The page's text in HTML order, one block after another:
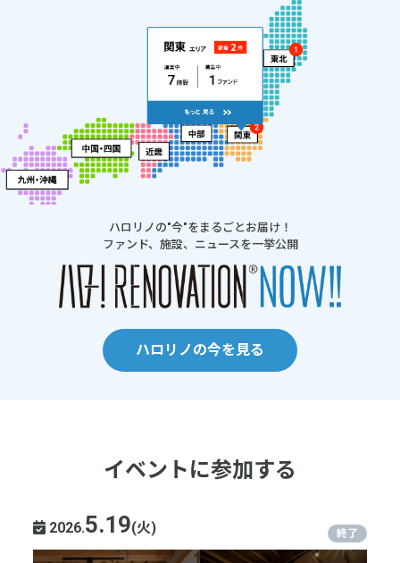
ハロリノの"今"をまるごとお届け！
ファンド、施設、ニュースを一挙公開
ハロリノの今を見る
イベントに参加する
2026.5.19(火) 終了